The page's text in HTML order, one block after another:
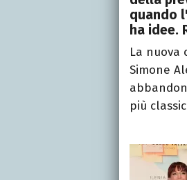
quando
ha idee.
La nuova
Simone
più